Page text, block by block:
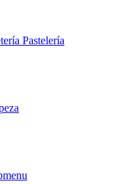
Pastelería